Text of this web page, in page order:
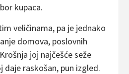
kupaca.
veličinama, pa je jednako
domova, poslovnih
joj najčešće seže
raskošan, pun izgled.